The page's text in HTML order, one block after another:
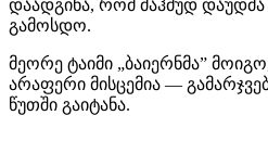
დაადგინა, რომ მაჰმუდ დაუდმა
გამოსდო.
მეორე ტაიმი „ბაიერნმა”
არაფერი მისცემია —
წუთში გაიტანა.